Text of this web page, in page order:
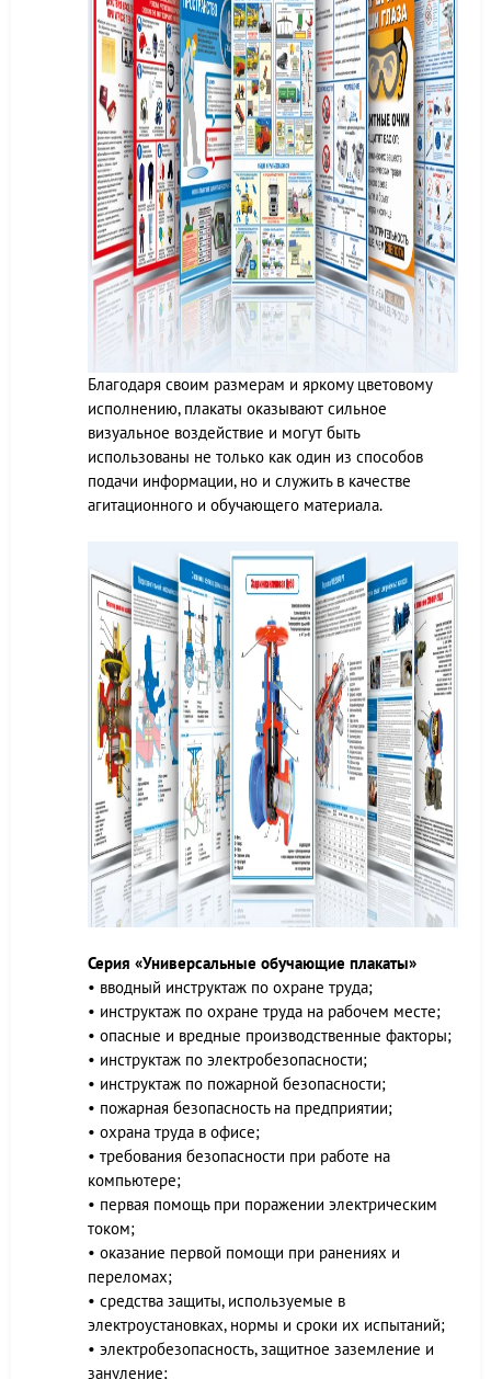
Благодаря своим размерам и яркому цветовому
исполнению, плакаты оказывают сильное
визуальное воздействие и могут быть
использованы не только как один из способов
подачи информации, но и служить в качестве
агитационного и обучающего материала.
Серия «Универсальные обучающие плакаты»
• вводный инструктаж по охране труда;
• инструктаж по охране труда на рабочем месте;
• опасные и вредные производственные факторы;
• инструктаж по электробезопасности;
• инструктаж по пожарной безопасности;
• пожарная безопасность на предприятии;
• охрана труда в офисе;
• требования безопасности при работе на
компьютере;
• первая помощь при поражении электрическим
током;
• оказание первой помощи при ранениях и
переломах;
• средства защиты, используемые в
электроустановках, нормы и сроки их испытаний;
• электробезопасность, защитное заземление и
зануление;